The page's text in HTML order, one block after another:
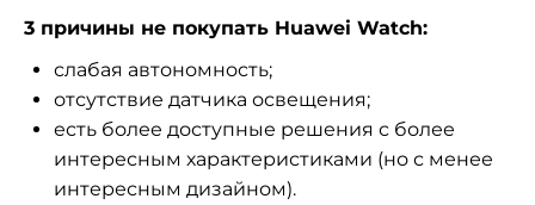
3 причины не покупать Huawei Watch:
слабая автономность;
отсутствие датчика освещения;
есть более доступные решения с более
интересным характеристиками (но с менее
интересным дизайном).